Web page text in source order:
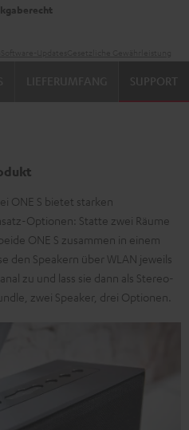
SUPPORT
ONE S bietet starken
Optionen: Statte zwei Räume
ONE S zusammen in einem
den Speakern über WLAN jeweils
zu und lass sie dann als Stereo-
zwei Speaker, drei Optionen.